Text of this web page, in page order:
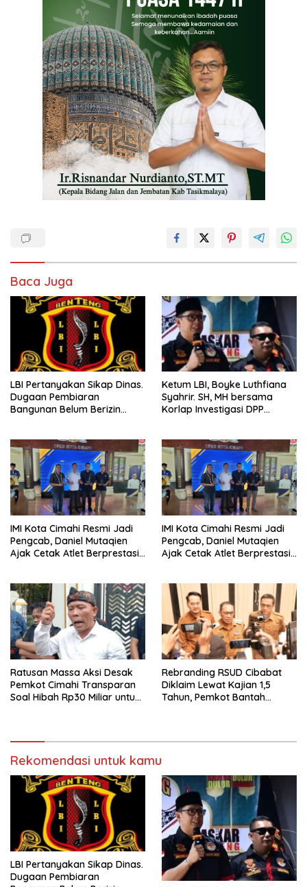
Baca Juga
LBI Pertanyakan Sikap Dinas.
Dugaan Pembiaran
Bangunan Belum Berizin
Ketum LBI, Boyke Luthfiana
Syahrir. SH, MH bersama
Korlap Investigasi DPP
Pembangunan Datatel
Diduga Belum Berizin di
Parungponteng,
IMI Kota Cimahi Resmi Jadi
Pengcab, Daniel Mutaqien
Ajak Cetak Atlet Berprestasi
IMI Kota Cimahi Resmi Jadi
Pengcab, Daniel Mutaqien
Ajak Cetak Atlet Berprestasi
Ratusan Massa Aksi Desak
Pemkot Cimahi Transparan
Soal Hibah Rp30 Miliar untuk
Rebranding RSUD Cibabat
Diklaim Lewat Kajian 1,5
Tahun, Pemkot Bantah
Rekomendasi untuk kamu
LBI Pertanyakan Sikap Dinas.
Dugaan Pembiaran